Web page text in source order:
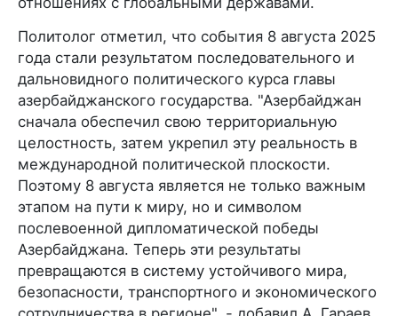
Политолог отметил, что события 8 августа 2025
года стали результатом последовательного и
дальновидного политического курса главы
азербайджанского государства. "Азербайджан
сначала обеспечил свою территориальную
целостность, затем укрепил эту реальность в
международной политической плоскости.
Поэтому 8 августа является не только важным
этапом на пути к миру, но и символом
послевоенной дипломатической победы
Азербайджана. Теперь эти результаты
превращаются в систему устойчивого мира,
безопасности, транспортного и экономического